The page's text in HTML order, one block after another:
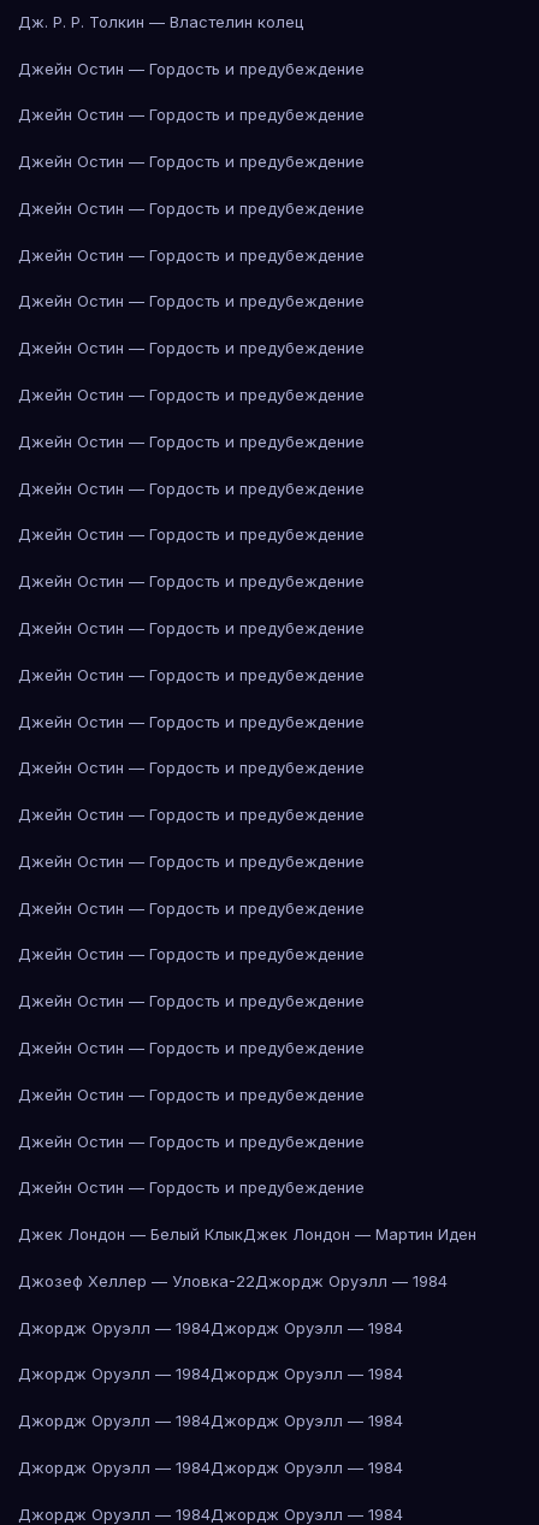
Дж. Р. Р. Толкин — Властелин колец
Джейн Остин — Гордость и предубеждение
Джейн Остин — Гордость и предубеждение
Джейн Остин — Гордость и предубеждение
Джейн Остин — Гордость и предубеждение
Джейн Остин — Гордость и предубеждение
Джейн Остин — Гордость и предубеждение
Джейн Остин — Гордость и предубеждение
Джейн Остин — Гордость и предубеждение
Джейн Остин — Гордость и предубеждение
Джейн Остин — Гордость и предубеждение
Джейн Остин — Гордость и предубеждение
Джейн Остин — Гордость и предубеждение
Джейн Остин — Гордость и предубеждение
Джейн Остин — Гордость и предубеждение
Джейн Остин — Гордость и предубеждение
Джейн Остин — Гордость и предубеждение
Джейн Остин — Гордость и предубеждение
Джейн Остин — Гордость и предубеждение
Джейн Остин — Гордость и предубеждение
Джейн Остин — Гордость и предубеждение
Джейн Остин — Гордость и предубеждение
Джейн Остин — Гордость и предубеждение
Джейн Остин — Гордость и предубеждение
Джейн Остин — Гордость и предубеждение
Джейн Остин — Гордость и предубеждение
Джек Лондон — Белый КлыкДжек Лондон — Мартин Иден
Джозеф Хеллер — Уловка-22Джордж Оруэлл — 1984
Джордж Оруэлл — 1984Джордж Оруэлл — 1984
Джордж Оруэлл — 1984Джордж Оруэлл — 1984
Джордж Оруэлл — 1984Джордж Оруэлл — 1984
Джордж Оруэлл — 1984Джордж Оруэлл — 1984
Джордж Оруэлл — 1984Джордж Оруэлл — 1984